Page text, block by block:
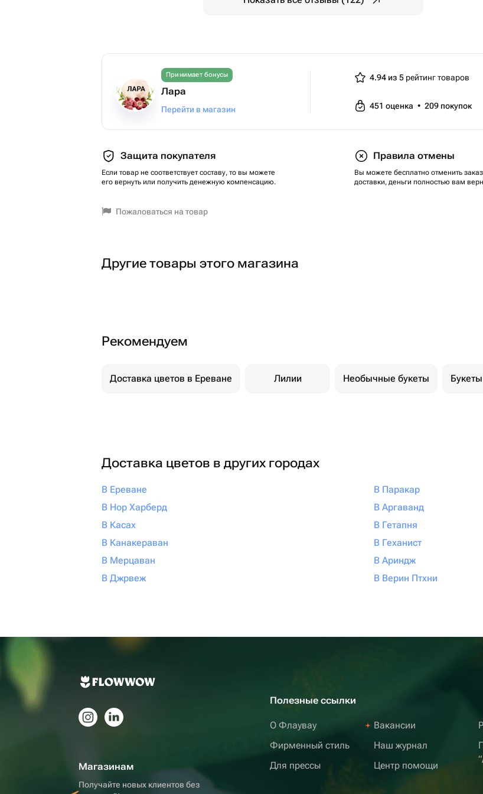
Принимает бонусы
Лара
Перейти в магазин
4.94 из 5 рейтинг товаров
451 оценка • 209 покупок
Защита покупателя
Если товар не соответствует составу, то вы можете
его вернуть или получить денежную компенсацию.
Правила отмены
Вы можете бесплатно отменить
доставки, деньги полностью вам
Пожаловаться на товар
Другие товары этого магазина
Рекомендуем
Доставка цветов в Ереване Лилии Необычные букеты
Доставка цветов в других городах
В Ереване
В Нор Харберд
В Касах
В Канакераван
В Мерцаван
В Джрвеж
В Паракар
В Аргаванд
В Гетапня
В Геханист
В Ариндж
В Верин Птхни
Магазинам
Получайте новых клиентов без
Полезные ссылки
О Флаувау
Фирменный стиль
Для прессы
Вакансии
Наш журнал
Центр помощи